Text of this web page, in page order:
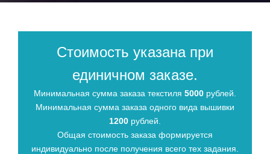
Стоимость указана при
единичном заказе.
Минимальная сумма заказа текстиля 5000 рублей.
Минимальная сумма заказа одного вида вышивки
1200 рублей.
Общая стоимость заказа формируется
индивидуально после получения всего тех задания.